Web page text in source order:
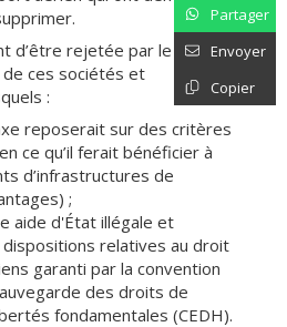
d’être rejetée par le juge, qui
ces sociétés et
:
reposerait sur des critères
ce qu’il ferait bénéficier à
d’infrastructures de
;
aide d'État illégale et
relatives au droit
garanti par la convention
des droits de
fondamentales (CEDH).
Partager
Envoyer
Copier